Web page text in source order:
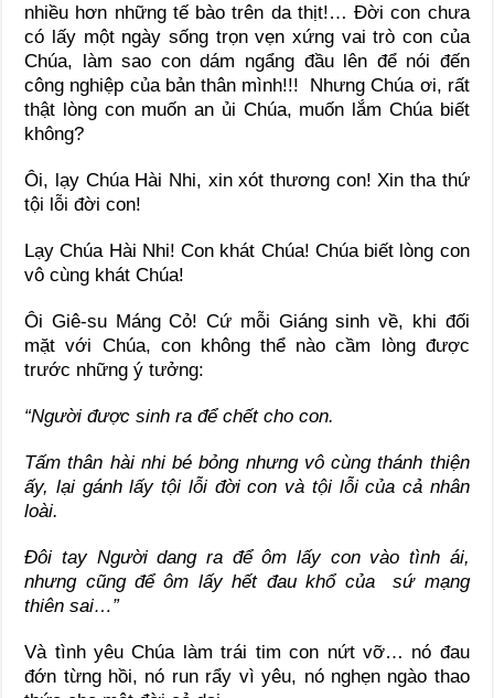
nhiều hơn những tế bào trên da thịt!… Đời con chưa
có lấy một ngày sống trọn vẹn xứng vai trò con của
Chúa, làm sao con dám ngẩng đầu lên để nói đến
công nghiệp của bản thân mình!!! Nhưng Chúa ơi, rất
thật lòng con muốn an ủi Chúa, muốn lắm Chúa biết
không?
Ôi, lạy Chúa Hài Nhi, xin xót thương con! Xin tha thứ
tội lỗi đời con!
Lạy Chúa Hài Nhi! Con khát Chúa! Chúa biết lòng con
vô cùng khát Chúa!
Ôi Giê-su Máng Cỏ! Cứ mỗi Giáng sinh về, khi đối
mặt với Chúa, con không thể nào cầm lòng được
trước những ý tưởng:
“Người được sinh ra để chết cho con.
Tấm thân hài nhi bé bỏng nhưng vô cùng thánh thiện
ấy, lại gánh lấy tội lỗi đời con và tội lỗi của cả nhân
loài.
Đôi tay Người dang ra để ôm lấy con vào tình ái,
nhưng cũng để ôm lấy hết đau khổ của sứ mạng
thiên sai…”
Và tình yêu Chúa làm trái tim con nứt vỡ… nó đau
đớn từng hồi, nó run rẩy vì yêu, nó nghẹn ngào thao